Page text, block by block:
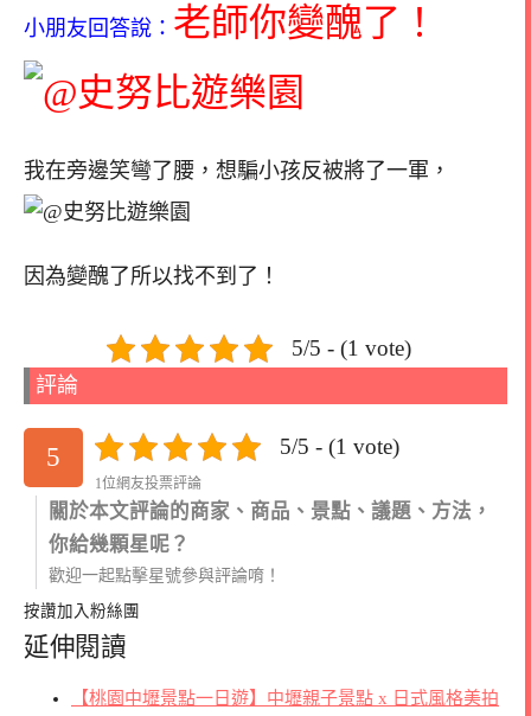
小朋友回答說： 老師你變醜了！
我在旁邊笑彎了腰，想騙小孩反被將了一軍，
因為變醜了所以找不到了！
5/5 - (1 vote)
評論
5 5/5 - (1 vote)
1位網友投票評論
關於本文評論的商家、商品、景點、議題、方法，
你給幾顆星呢？
歡迎一起點擊星號參與評論唷！
按讚加入粉絲團
延伸閱讀
【桃園中壢景點一日遊】中壢親子景點 x 日式風格美拍